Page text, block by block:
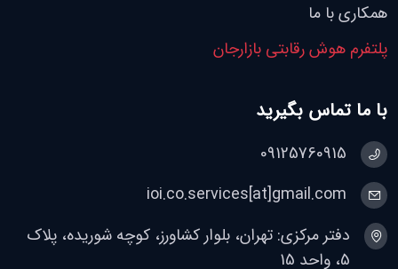
همکاری با ما
پلتفرم هوش رقابتی بازارجان
با ما تماس بگیرید
09125760915
ioi.co.services[at]gmail.com
دفتر مرکزی: تهران، بلوار کشاورز، کوچه شوریده، پلاک
5، واحد 15